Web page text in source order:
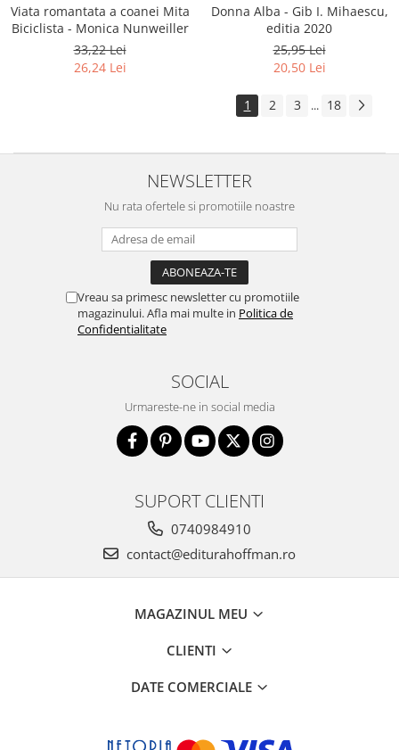
Viata romantata a coanei Mita
Biciclista - Monica Nunweiller
33,22 Lei
26,24 Lei
Donna Alba - Gib I. Mihaescu,
editia 2020
25,95 Lei
20,50 Lei
1 2 3 ... 18
NEWSLETTER
Nu rata ofertele si promotiile noastre
Vreau sa primesc newsletter cu promotiile
magazinului. Afla mai multe in Politica de
Confidentialitate
SOCIAL
Urmareste-ne in social media
SUPORT CLIENTI
0740984910
contact@editurahoffman.ro
MAGAZINUL MEU
CLIENTI
DATE COMERCIALE